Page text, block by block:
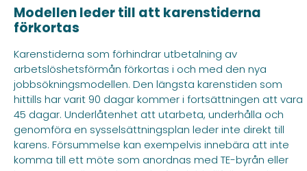
Modellen leder till att karenstiderna
förkortas
Karenstiderna som förhindrar utbetalning av
arbetslöshetsförmån förkortas i och med den nya
jobbsökningsmodellen. Den längsta karenstiden som
hittills har varit 90 dagar kommer i fortsättningen att vara
45 dagar. Underlåtenhet att utarbeta, underhålla och
genomföra en sysselsättningsplan leder inte direkt till
karens. Försummelse kan exempelvis innebära att inte
komma till ett möte som anordnas med TE-byrån eller